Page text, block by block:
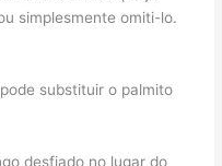
simplesmente omiti-lo.
substituir o palmito
desfiado no lugar do